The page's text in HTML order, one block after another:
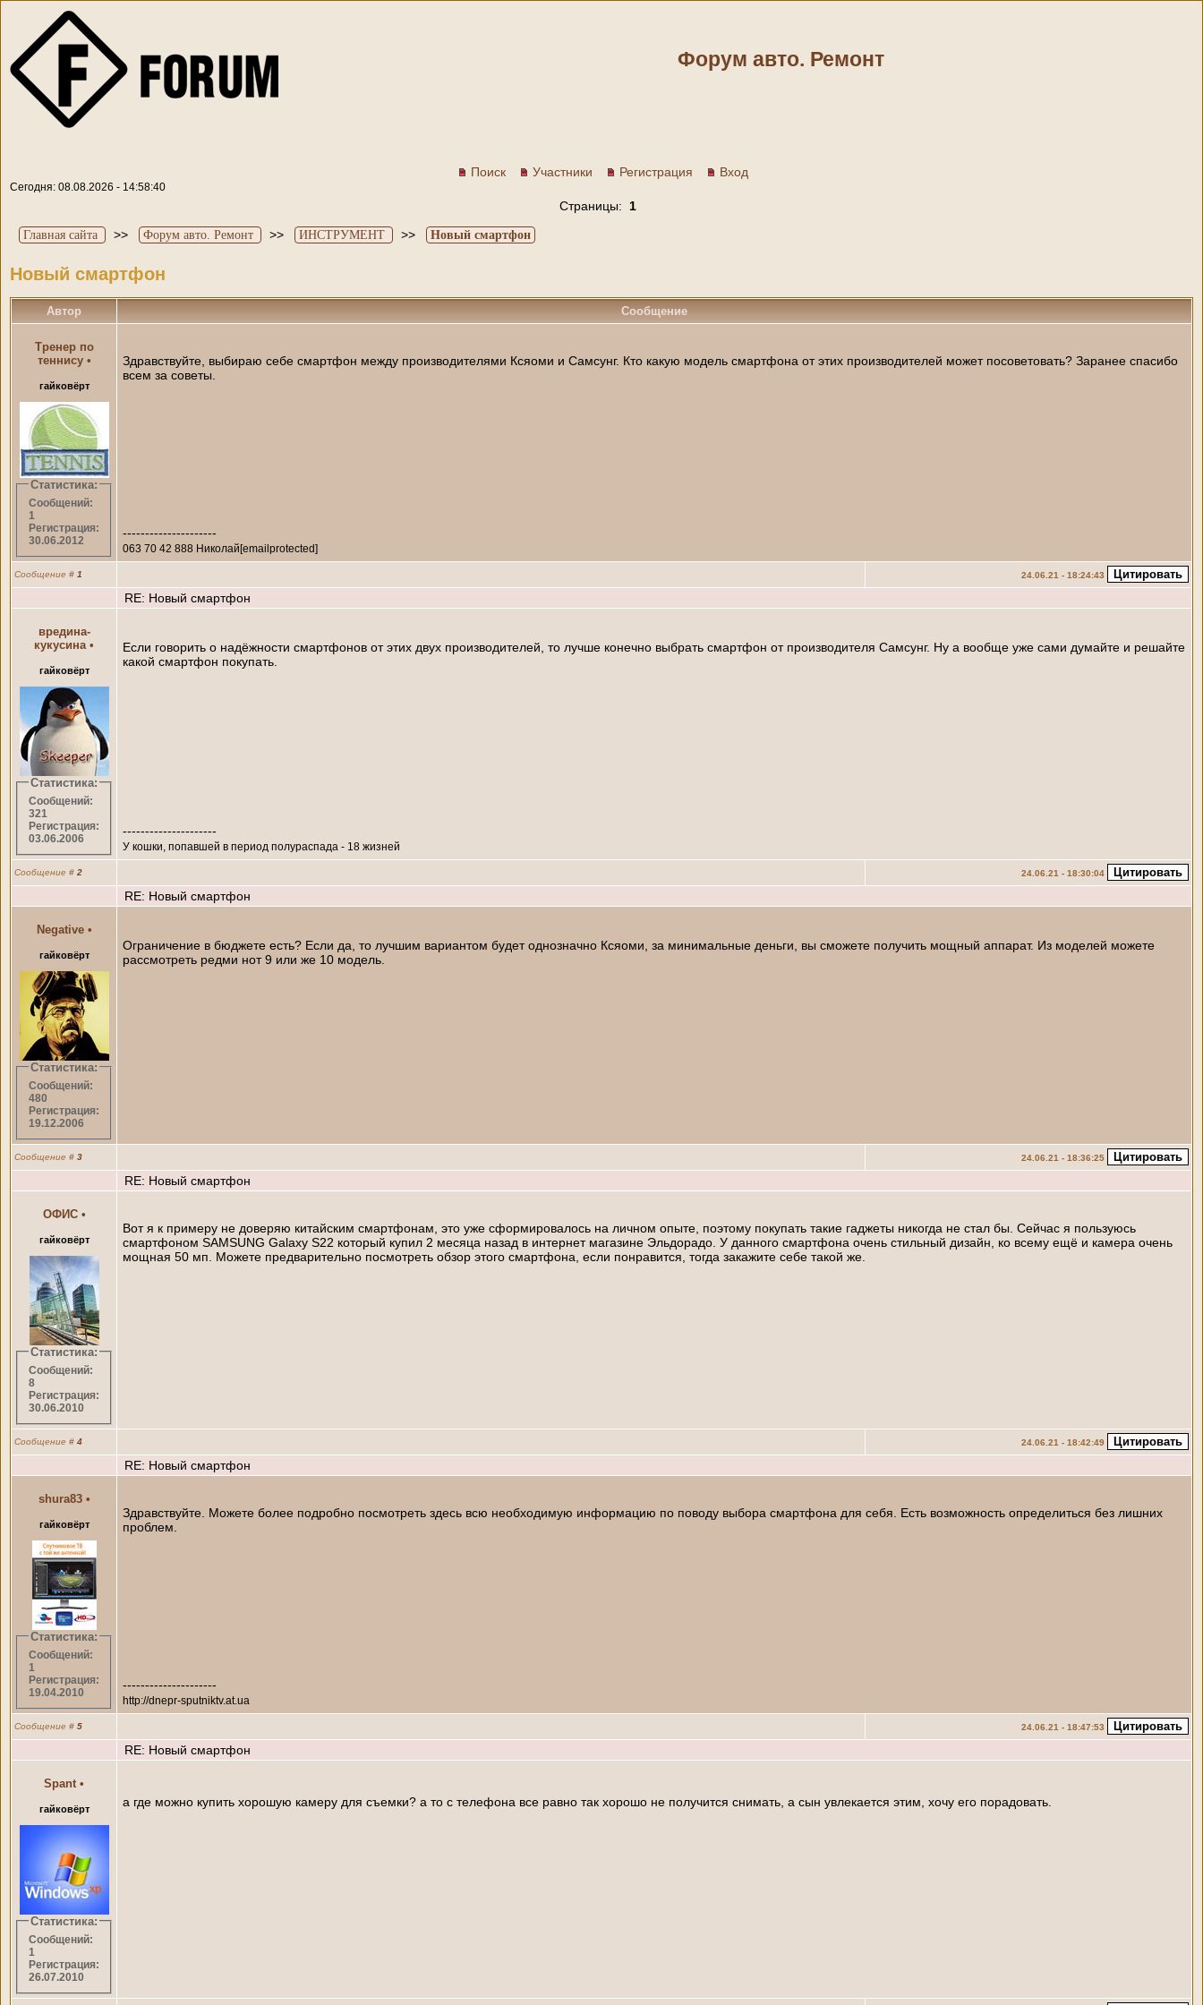
Форум авто. Ремонт
Поиск Участники Регистрация Вход
Сегодня: 08.08.2026 - 14:58:40
Страницы: 1
Главная сайта >> Форум авто. Ремонт >> ИНСТРУМЕНТ >> Новый смартфон
Новый смартфон
Автор Сообщение
Тренер по
теннису •
гайковёрт
Статистика:
Сообщений:
1
Регистрация:
30.06.2012
Здравствуйте, выбираю себе смартфон между производителями Ксяоми и Самсунг. Кто какую модель смартфона от этих производителей может посоветовать? Заранее спасибо
всем за советы.
---------------------
063 70 42 888 Николай[emailprotected]
Сообщение # 1 24.06.21 - 18:24:43
RE: Новый смартфон
вредина-
кукусина •
гайковёрт
Статистика:
Сообщений:
321
Регистрация:
03.06.2006
Если говорить о надёжности смартфонов от этих двух производителей, то лучше конечно выбрать смартфон от производителя Самсунг. Ну а вообще уже сами думайте и решайте
какой смартфон покупать.
---------------------
У кошки, попавшей в период полураспада - 18 жизней
Сообщение # 2 24.06.21 - 18:30:04
RE: Новый смартфон
Negative •
гайковёрт
Статистика:
Сообщений:
480
Регистрация:
19.12.2006
Ограничение в бюджете есть? Если да, то лучшим вариантом будет однозначно Ксяоми, за минимальные деньги, вы сможете получить мощный аппарат. Из моделей можете
рассмотреть редми нот 9 или же 10 модель.
Сообщение # 3 24.06.21 - 18:36:25
RE: Новый смартфон
ОФИС •
гайковёрт
Статистика:
Сообщений:
8
Регистрация:
30.06.2010
Вот я к примеру не доверяю китайским смартфонам, это уже сформировалось на личном опыте, поэтому покупать такие гаджеты никогда не стал бы. Сейчас я пользуюсь
смартфоном SAMSUNG Galaxy S22 который купил 2 месяца назад в интернет магазине Эльдорадо. У данного смартфона очень стильный дизайн, ко всему ещё и камера очень
мощная 50 мп. Можете предварительно посмотреть обзор этого смартфона, если понравится, тогда закажите себе такой же.
Сообщение # 4 24.06.21 - 18:42:49
RE: Новый смартфон
shura83 •
гайковёрт
Статистика:
Сообщений:
1
Регистрация:
19.04.2010
Здравствуйте. Можете более подробно посмотреть здесь всю необходимую информацию по поводу выбора смартфона для себя. Есть возможность определиться без лишних
проблем.
---------------------
http://dnepr-sputniktv.at.ua
Сообщение # 5 24.06.21 - 18:47:53
RE: Новый смартфон
Spant •
гайковёрт
Статистика:
Сообщений:
1
Регистрация:
26.07.2010
а где можно купить хорошую камеру для съемки? а то с телефона все равно так хорошо не получится снимать, а сын увлекается этим, хочу его порадовать.